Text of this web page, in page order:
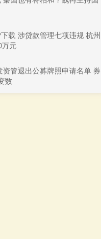
载 涉贷款管理七项违规 杭州
元
管退出公募牌照申请名单 券
数